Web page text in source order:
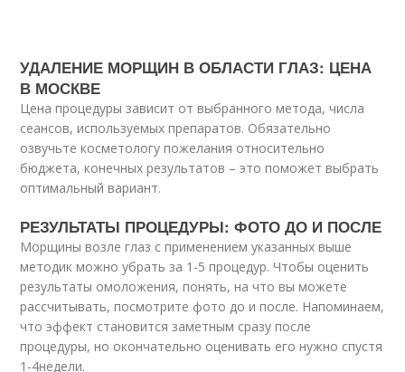
УДАЛЕНИЕ МОРЩИН В ОБЛАСТИ ГЛАЗ: ЦЕНА
В МОСКВЕ
Цена процедуры зависит от выбранного метода, числа
сеансов, используемых препаратов. Обязательно
озвучьте косметологу пожелания относительно
бюджета, конечных результатов – это поможет выбрать
оптимальный вариант.
РЕЗУЛЬТАТЫ ПРОЦЕДУРЫ: ФОТО ДО И ПОСЛЕ
Морщины возле глаз с применением указанных выше
методик можно убрать за 1-5 процедур. Чтобы оценить
результаты омоложения, понять, на что вы можете
рассчитывать, посмотрите фото до и после. Напоминаем,
что эффект становится заметным сразу после
процедуры, но окончательно оценивать его нужно спустя
1-4недели.